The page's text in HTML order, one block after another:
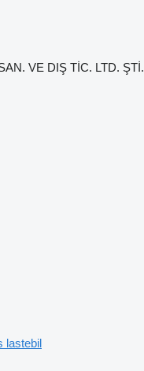
VE DIŞ TİC. LTD. ŞTİ.
lastebil